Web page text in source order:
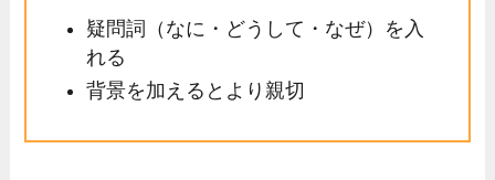
疑問詞（なに・どうして・なぜ）を入
れる
背景を加えるとより親切